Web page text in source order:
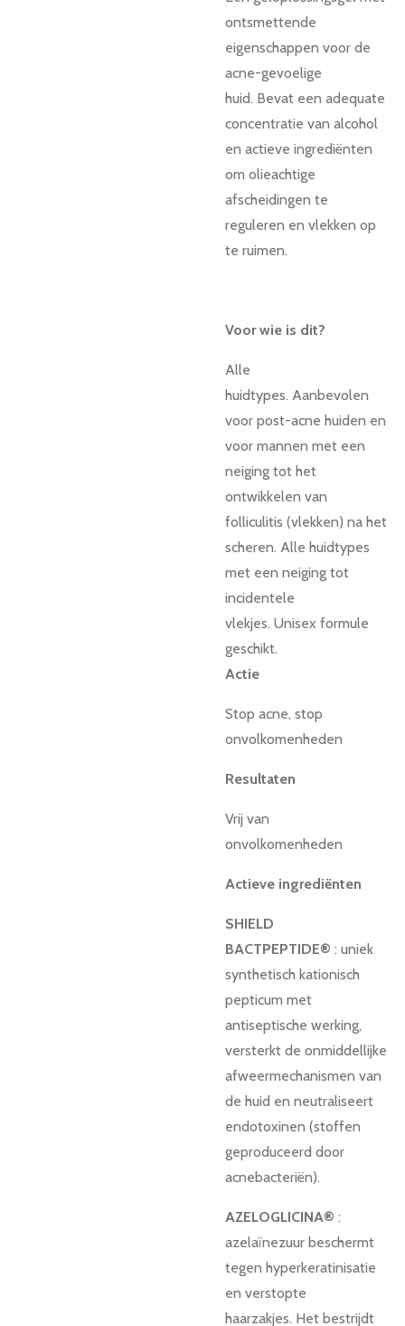
ontsmettende
eigenschappen voor de
acne-gevoelige
huid. Bevat een adequate
concentratie van alcohol
en actieve ingrediënten
om olieachtige
afscheidingen te
reguleren en vlekken op
te ruimen.
Voor wie is dit?
Alle
huidtypes. Aanbevolen
voor post-acne huiden en
voor mannen met een
neiging tot het
ontwikkelen van
folliculitis (vlekken) na het
scheren. Alle huidtypes
met een neiging tot
incidentele
vlekjes. Unisex formule
geschikt.
Actie
Stop acne, stop
onvolkomenheden
Resultaten
Vrij van
onvolkomenheden
Actieve ingrediënten
SHIELD
BACTPEPTIDE® : uniek
synthetisch kationisch
pepticum met
antiseptische werking,
versterkt de onmiddellijke
afweermechanismen van
de huid en neutraliseert
endotoxinen (stoffen
geproduceerd door
acnebacteriën).
AZELOGLICINA® :
azelaïnezuur beschermt
tegen hyperkeratinisatie
en verstopte
haarzakjes. Het bestrijdt